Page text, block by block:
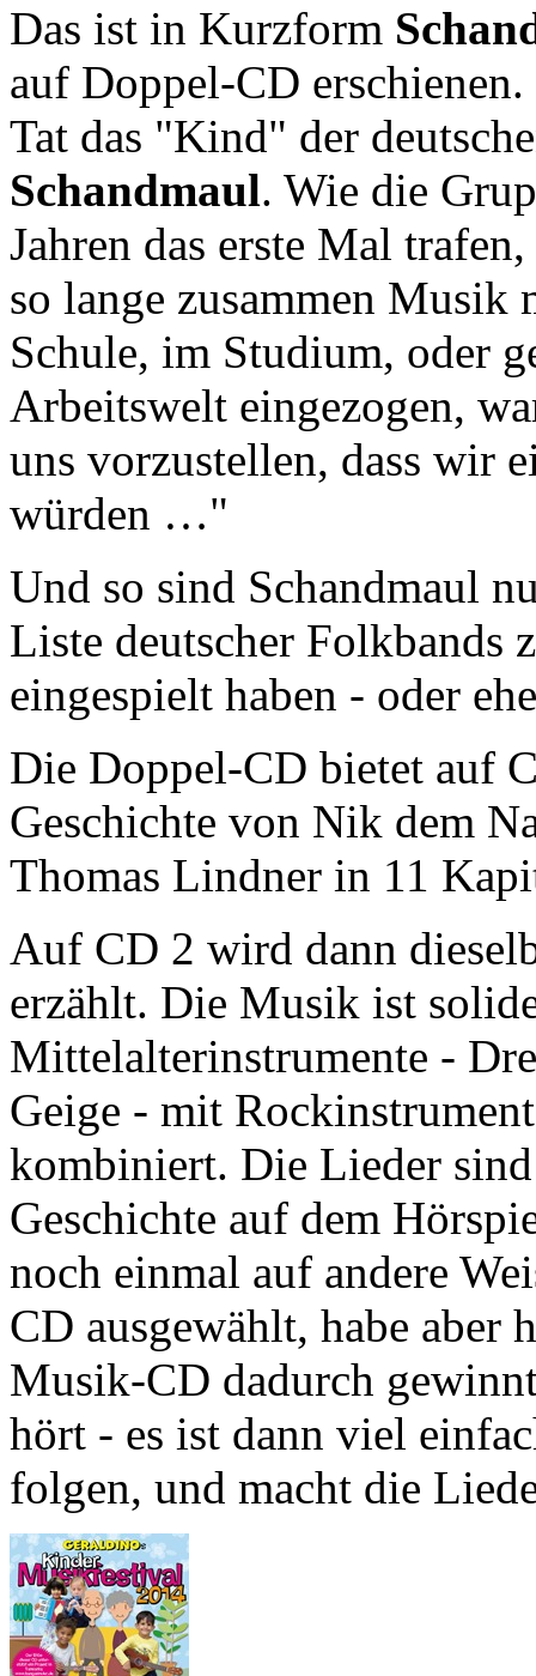
Das ist in Kurzform
auf Doppel-CD
Tat das "Kind" der
Schandmaul. Wie die
Jahren das erste Mal
so lange zusammen Musik
Schule, im Studium, oder
Arbeitswelt eingezogen,
uns vorzustellen, dass wir
würden …"
Und so sind Schandmaul
Liste deutscher Folkbands
eingespielt haben - oder
Die Doppel-CD bietet auf
Geschichte von Nik dem
Thomas Lindner in 11
Auf CD 2 wird dann
erzählt. Die Musik ist
Mittelalterinstrumente -
Geige - mit
kombiniert. Die Lieder
Geschichte auf dem
noch einmal auf andere
CD ausgewählt, habe aber
Musik-CD dadurch
hört - es ist dann viel
folgen, und macht die